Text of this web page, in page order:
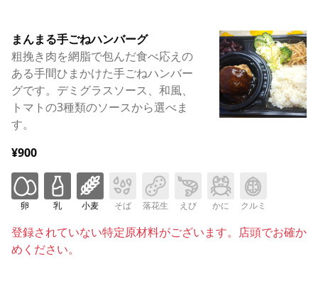
まんまる手ごねハンバーグ
粗挽き肉を網脂で包んだ食べ応えの
ある手間ひまかけた手ごねハンバー
グです。デミグラスソース、和風、
トマトの3種類のソースから選べま
す。
¥900
卵 乳 小麦 そば 落花生 えび かに クルミ
登録されていない特定原材料がございます。店頭でお確か
めください。